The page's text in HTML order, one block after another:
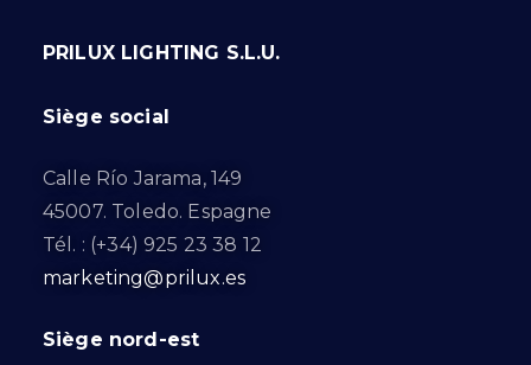
PRILUX LIGHTING S.L.U.
Siège social
Calle Río Jarama, 149
45007. Toledo. Espagne
Tél. : (+34) 925 23 38 12
marketing@prilux.es
Siège nord-est